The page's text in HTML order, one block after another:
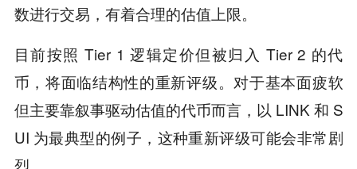
数进行交易，有着合理的估值上限。
目前按照 Tier 1 逻辑定价但被归入 Tier 2 的代
币，将面临结构性的重新评级。对于基本面疲软
但主要靠叙事驱动估值的代币而言，以 LINK 和 S
UI 为最典型的例子，这种重新评级可能会非常剧
烈。